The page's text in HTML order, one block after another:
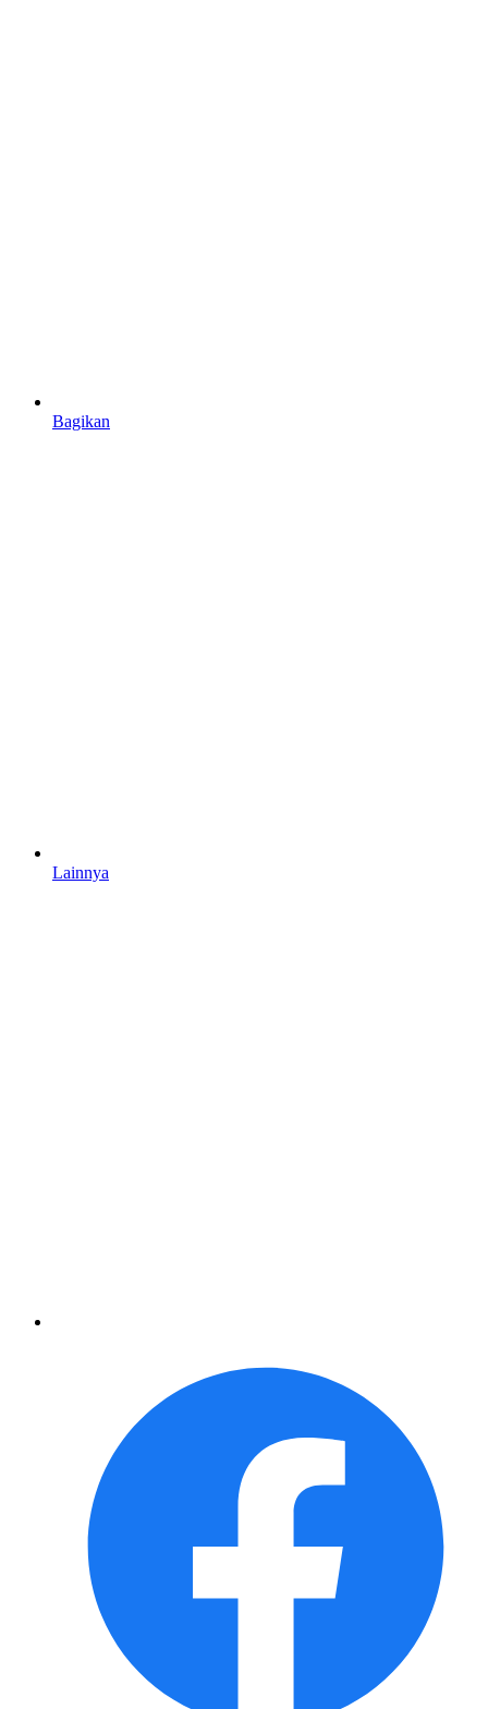
Bagikan
Lainnya